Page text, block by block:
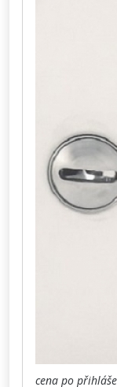
cena po